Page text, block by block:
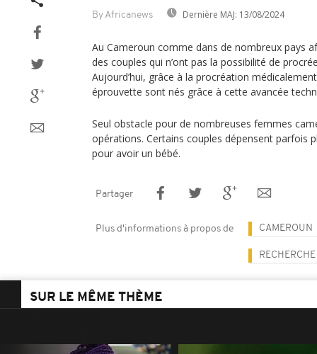
By Africanews Dernière MAJ: 13/08/2024
Au Cameroun comme dans de nombreux pays
des couples qui n’ont pas la possibilité de
Aujourd’hui, grâce à la procréation
éprouvette sont nés grâce à cette avancée
Seul obstacle pour de nombreuses femmes
opérations. Certains couples dépensent parfois
pour avoir un bébé.
Partager
Plus d'informations à propos de CAMEROUN
SUR LE MÊME THÈME